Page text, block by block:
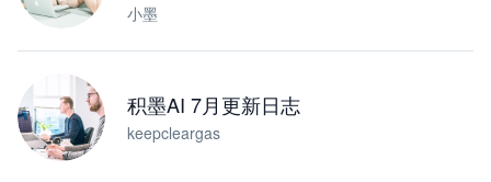
小墨
积墨AI 7月更新日志
keepcleargas